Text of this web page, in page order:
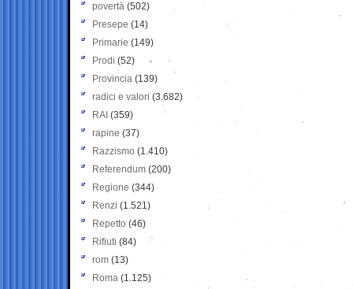
povertà (502)
Presepe (14)
Primarie (149)
Prodi (52)
Provincia (139)
radici e valori (3.682)
RAI (359)
rapine (37)
Razzismo (1.410)
Referendum (200)
Regione (344)
Renzi (1.521)
Repetto (46)
Rifiuti (84)
rom (13)
Roma (1.125)